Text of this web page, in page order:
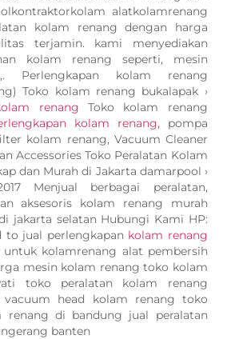
alatkolamrenang
kolam renang dengan harga
terjamin. kami menyediakan
kolam renang seperti, mesin
Perlengkapan kolam renang
Toko kolam renang bukalapak ›
renang Toko kolam renang
kolam renang, pompa
kolam renang, Vacuum Cleaner
Accessories Toko Peralatan Kolam
dan Murah di Jakarta damarpool ›
Menjual berbagai peralatan,
aksesoris kolam renang murah
jakarta selatan Hubungi Kami HP:
to jual perlengkapan kolam renang
untuk kolamrenang alat pembersih
mesin kolam renang toko kolam
toko peralatan kolam renang
vacuum head kolam renang toko
renang di bandung jual peralatan
banten